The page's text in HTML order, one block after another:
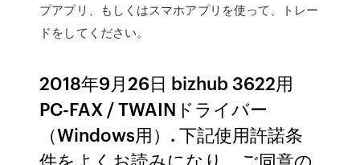
プアプリ、もしくはスマホアプリを使って、トレー
ドをしてください。
2018年9月26日 bizhub 3622用
PC-FAX / TWAINドライバー
（Windows用）. 下記使用許諾条
件をよくお読みになり、ご同意の